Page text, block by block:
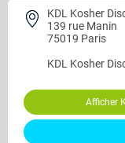
KDL Kosher
139 rue Manin
75019 Paris
KDL Kosher
Afficher